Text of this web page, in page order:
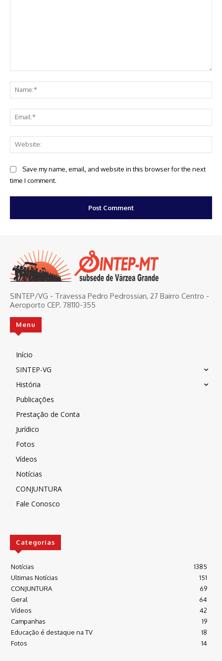
Save my name, email, and website in this browser for the next
time I comment.
SINTEP/VG - Travessa Pedro Pedrossian, 27 Bairro Centro -
Aeroporto CEP. 78110-355
Menu
Início
SINTEP-VG
História
Publicações
Prestação de Conta
Jurídico
Fotos
Vídeos
Notícias
CONJUNTURA
Fale Conosco
Categorias
Notícias
1385
Ultimas Notícias
151
CONJUNTURA
69
Geral
64
Vídeos
42
Campanhas
19
Educação é destaque na TV
18
Fotos
14